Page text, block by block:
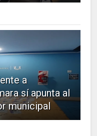
a
sí apunta al
municipal